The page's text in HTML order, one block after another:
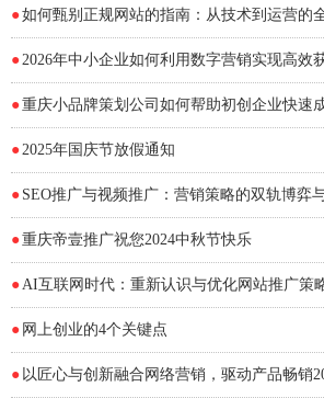
●
● 2026年中小企业如何利用数字营销实现高效
●重庆小品牌策划公司如何帮助初创企业快速
● 2025年国庆节放假通知
●
●重庆帝壹推广祝您2024中秋节快乐
● AI互联网时代：重新认识与优化网站推广策
● 网上创业的4个关键点
● 以匠心与创新融合网络营销，驱动产品畅销